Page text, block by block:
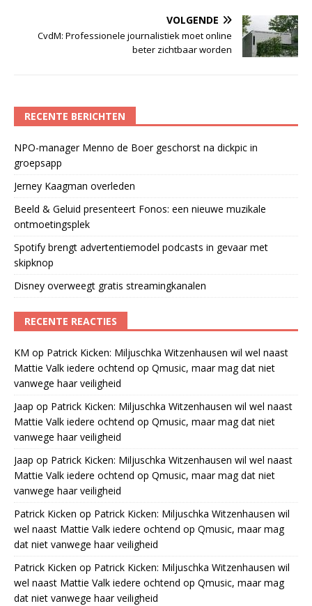
VOLGENDE
CvdM: Professionele journalistiek moet online
beter zichtbaar worden
RECENTE BERICHTEN
NPO-manager Menno de Boer geschorst na dickpic in
groepsapp
Jerney Kaagman overleden
Beeld & Geluid presenteert Fonos: een nieuwe muzikale
ontmoetingsplek
Spotify brengt advertentiemodel podcasts in gevaar met
skipknop
Disney overweegt gratis streamingkanalen
RECENTE REACTIES
KM op Patrick Kicken: Miljuschka Witzenhausen wil wel naast
Mattie Valk iedere ochtend op Qmusic, maar mag dat niet
vanwege haar veiligheid
Jaap op Patrick Kicken: Miljuschka Witzenhausen wil wel naast
Mattie Valk iedere ochtend op Qmusic, maar mag dat niet
vanwege haar veiligheid
Jaap op Patrick Kicken: Miljuschka Witzenhausen wil wel naast
Mattie Valk iedere ochtend op Qmusic, maar mag dat niet
vanwege haar veiligheid
Patrick Kicken op Patrick Kicken: Miljuschka Witzenhausen wil
wel naast Mattie Valk iedere ochtend op Qmusic, maar mag
dat niet vanwege haar veiligheid
Patrick Kicken op Patrick Kicken: Miljuschka Witzenhausen wil
wel naast Mattie Valk iedere ochtend op Qmusic, maar mag
dat niet vanwege haar veiligheid